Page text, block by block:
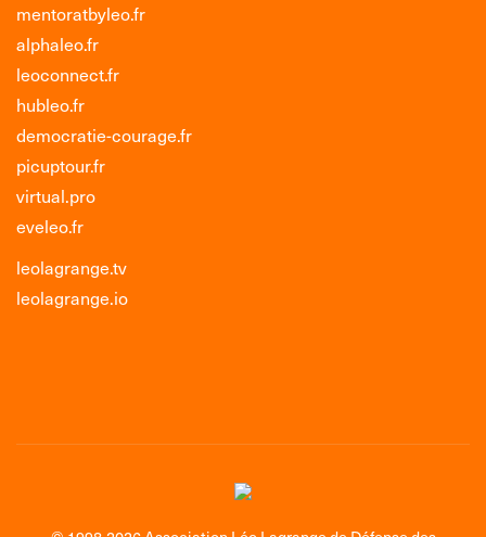
mentoratbyleo.fr
alphaleo.fr
leoconnect.fr
hubleo.fr
democratie-courage.fr
picuptour.fr
virtual.pro
eveleo.fr
leolagrange.tv
leolagrange.io